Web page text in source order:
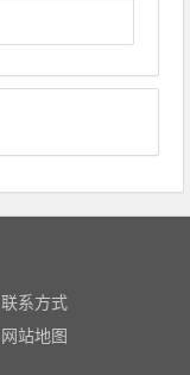
联系方式
网站地图